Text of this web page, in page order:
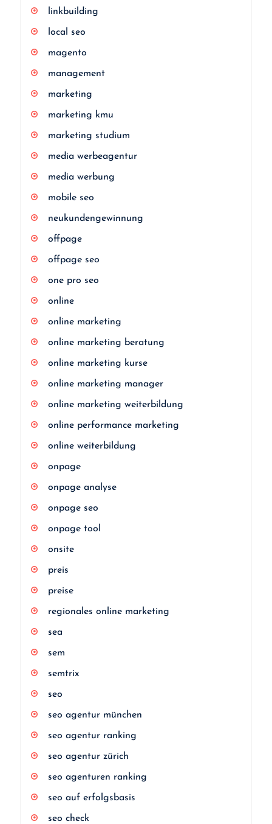
linkbuilding
local seo
magento
management
marketing
marketing kmu
marketing studium
media werbeagentur
media werbung
mobile seo
neukundengewinnung
offpage
offpage seo
one pro seo
online
online marketing
online marketing beratung
online marketing kurse
online marketing manager
online marketing weiterbildung
online performance marketing
online weiterbildung
onpage
onpage analyse
onpage seo
onpage tool
onsite
preis
preise
regionales online marketing
sea
sem
semtrix
seo
seo agentur münchen
seo agentur ranking
seo agentur zürich
seo agenturen ranking
seo auf erfolgsbasis
seo check